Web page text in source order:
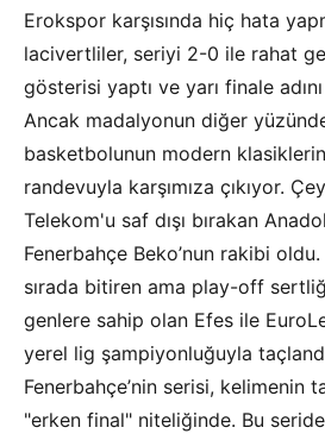
Erokspor karşısında hiç hata
lacivertliler, seriyi 2-0 ile rahat
gösterisi yaptı ve yarı finale adını
Ancak madalyonun diğer
basketbolunun modern
randevuyla karşımıza çıkıyor.
Telekom'u saf dışı bırakan
Fenerbahçe Beko’nun rakibi
sırada bitiren ama play-off
genlere sahip olan Efes ile
yerel lig şampiyonluğuyla
Fenerbahçe’nin serisi, kelimenin
"erken final" niteliğinde. Bu